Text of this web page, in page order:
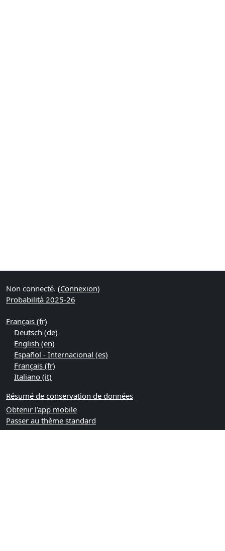
Non connecté. (Connexion)
Probabilità 2025-26
Français ‎(fr)‎
Deutsch ‎(de)‎
English ‎(en)‎
Español - Internacional ‎(es)‎
Français ‎(fr)‎
Italiano ‎(it)‎
Résumé de conservation de données
Obtenir l’app mobile
Passer au thème standard